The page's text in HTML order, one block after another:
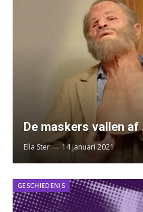
De maskers vallen
Ella Ster 14 januari 2021
GESCHIEDENIS